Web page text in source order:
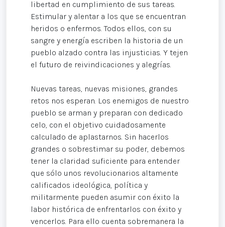
libertad en cumplimiento de sus tareas.
Estimular y alentar a los que se encuentran
heridos o enfermos. Todos ellos, con su
sangre y energía escriben la historia de un
pueblo alzado contra las injusticias. Y tejen
el futuro de reivindicaciones y alegrías.
Nuevas tareas, nuevas misiones, grandes
retos nos esperan. Los enemigos de nuestro
pueblo se arman y preparan con dedicado
celo, con el objetivo cuidadosamente
calculado de aplastarnos. Sin hacerlos
grandes o sobrestimar su poder, debemos
tener la claridad suficiente para entender
que sólo unos revolucionarios altamente
calificados ideológica, política y
militarmente pueden asumir con éxito la
labor histórica de enfrentarlos con éxito y
vencerlos. Para ello cuenta sobremanera la